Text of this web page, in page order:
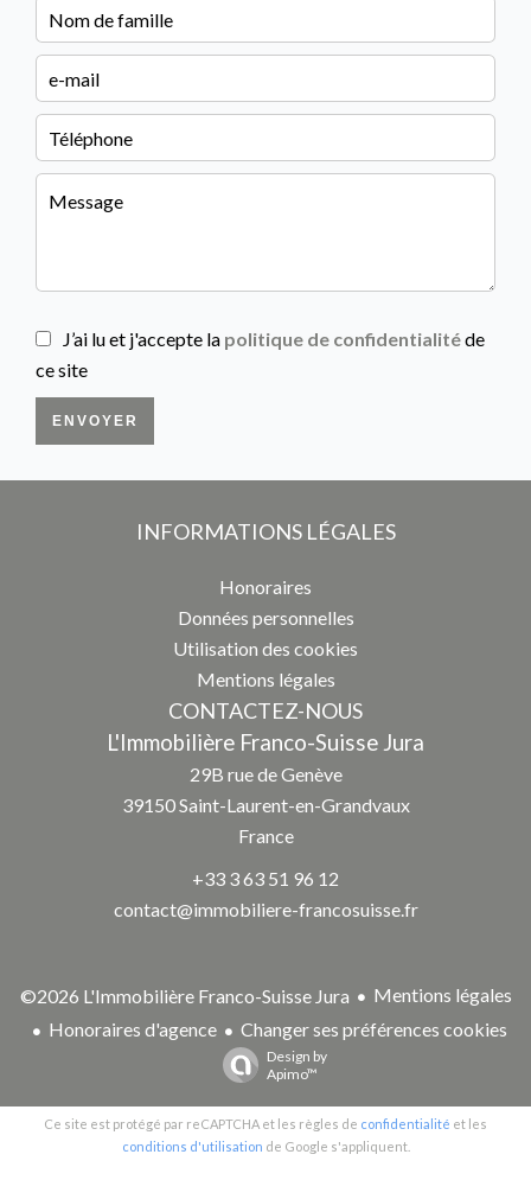
J’ai lu et j'accepte la politique de confidentialitéde
ce site
ENVOYER
INFORMATIONS LÉGALES
Honoraires
Données personnelles
Utilisation des cookies
Mentions légales
CONTACTEZ-NOUS
L'Immobilière Franco-Suisse Jura
29B rue de Genève
39150Saint-Laurent-en-Grandvaux
France
+33 3 63 51 96 12
contact@immobiliere-francosuisse.fr
©2026 L'Immobilière Franco-Suisse Jura
Mentions légales
Honoraires d'agence
Changer ses préférences cookies
Design by
Apimo™
Ce site est protégé par reCAPTCHA et les règles de confidentialité et les
conditions d'utilisation de Google s'appliquent.